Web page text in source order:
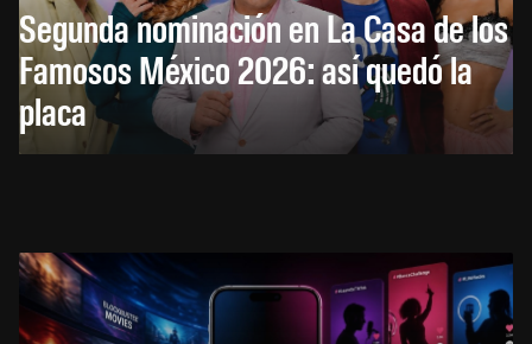
Segunda nominación en La Casa de los
Famosos México 2026: así quedó la
placa